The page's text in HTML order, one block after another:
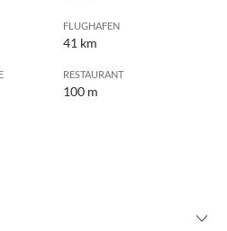
FLUGHAFEN
41 km
RESTAURANT
100 m